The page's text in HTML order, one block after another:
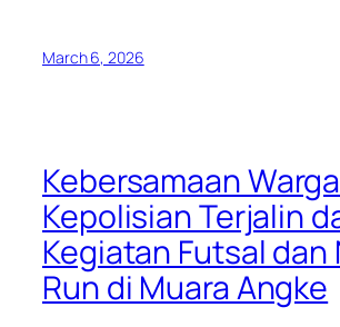
March 6, 2026
Kebersamaan
Kepolisian Terjalin
Kegiatan Futsal dan
Run di Muara Angke